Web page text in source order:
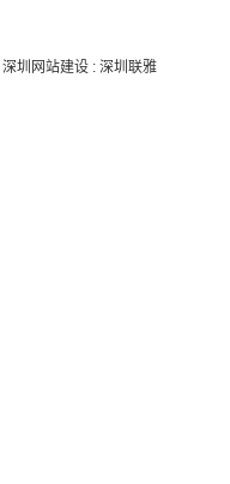
深圳网站建设: 深圳联雅